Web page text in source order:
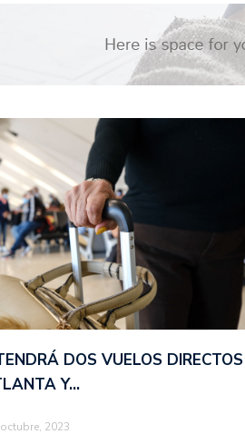
DOS VUELOS DIRECTOS
Y…
2023